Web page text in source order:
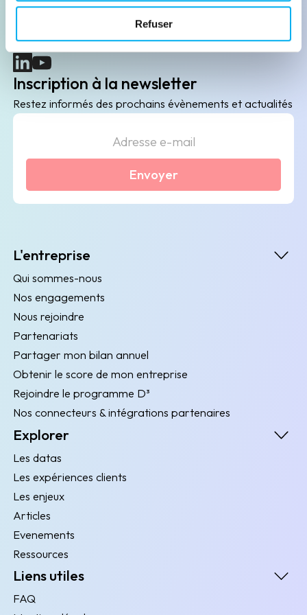
Refuser
B2B de data marketing, gestion des risques
client/fournisseur et conformité.
(nouvelle fenêtre)
(nouvelle fenêtre)
Inscription à la newsletter
Restez informés des prochains évènements et actualités
Envoyer
L'entreprise
Qui sommes-nous
Nos engagements
Nous rejoindre
Partenariats
Partager mon bilan annuel
Obtenir le score de mon entreprise
Rejoindre le programme D³
Nos connecteurs & intégrations partenaires
Explorer
Les datas
Les expériences clients
Les enjeux
Articles
Evenements
Ressources
Liens utiles
FAQ